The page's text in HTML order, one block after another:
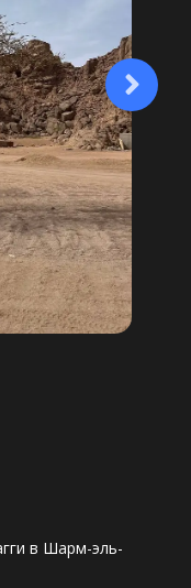
в Шарм-эль-